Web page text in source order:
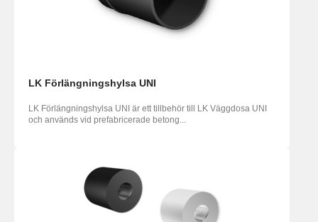
LK Förlängningshylsa UNI
LK Förlängningshylsa UNI är ett tillbehör till LK Väggdosa UNI
och används vid prefabricerade betong...